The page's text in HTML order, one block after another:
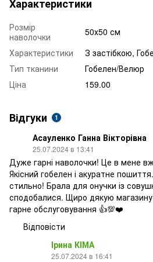
Характеристики
Розмір
наволочки
50х50 см
Характеристики
З застібкою,
Тип тканини
Гобелен/Велюр
Ціна
159.00
Відгуки 1
Асауленко Ганна Вікторівна
25.07.2024 в 13:41
Дуже гарні наволочки! Це в мене
Якісний гобелен і акуратне
стильно! Брала для онучки із
сподобалися. Щиро дякую магазину
гарне обслуговування 👍💯❤️
Відповісти
Ірина КІМА
25.07.2024 в 16:41